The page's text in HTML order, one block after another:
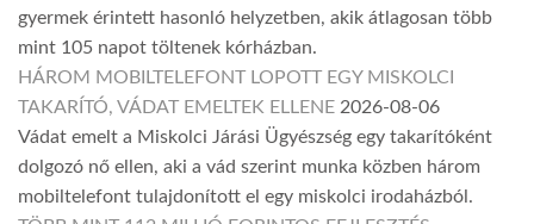
gyermek érintett hasonló helyzetben, akik átlagosan több
mint 105 napot töltenek kórházban.
HÁROM MOBILTELEFONT LOPOTT EGY MISKOLCI
TAKARÍTÓ, VÁDAT EMELTEK ELLENE 2026-08-06
Vádat emelt a Miskolci Járási Ügyészség egy takarítóként
dolgozó nő ellen, aki a vád szerint munka közben három
mobiltelefont tulajdonított el egy miskolci irodaházból.